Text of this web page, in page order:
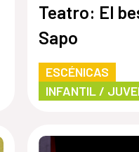
Teatro: El
Sapo
ESCÉNICAS
INFANTIL /